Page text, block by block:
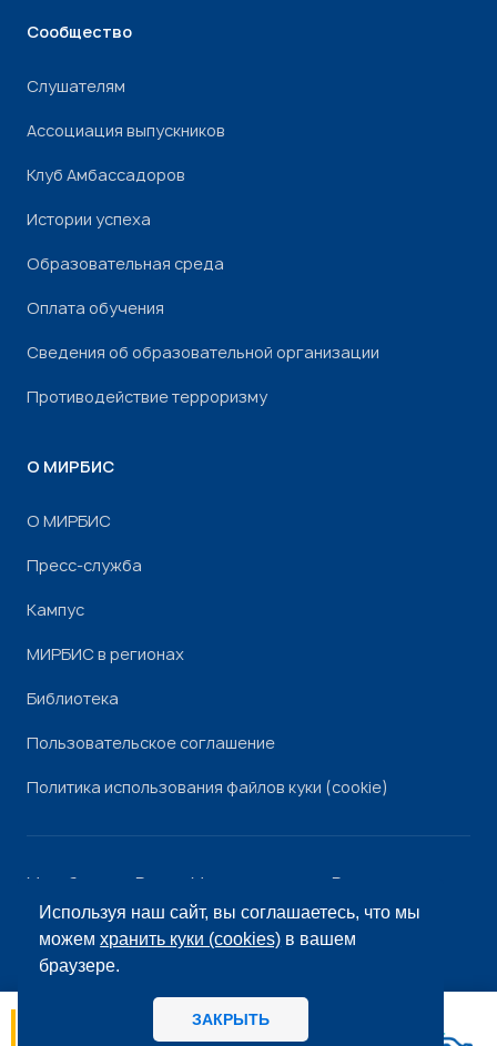
Используя наш сайт, вы соглашаетесь, что мы
можемхранить куки (cookies) в вашем
браузере.
ЗАКРЫТЬ
Сообщество
Слушателям
Ассоциация выпускников
Клуб Амбассадоров
Истории успеха
Образовательная среда
Оплата обучения
Сведения об образовательной организации
Противодействие терроризму
О МИРБИС
О МИРБИС
Пресс-служба
Кампус
МИРБИС в регионах
Библиотека
Пользовательское соглашение
Политика использования файлов куки (cookie)
Минобрнауки России Минпросвещения России
РоскомнадзорРособрнадзор
© «МИРБИС», 2026